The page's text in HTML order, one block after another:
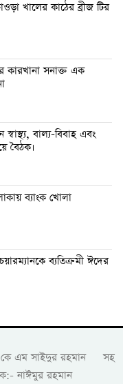
খালের কাঠের ব্রীজ টির
কারখানা সনাক্ত এক
বাল্য-বিবাহ এবং
বৈঠক।
ব্যাংক খোলা
ব্যতিক্রমী ঈদের
কে এম সাইদুর রহমান সহ
নাঈমুর রহমান